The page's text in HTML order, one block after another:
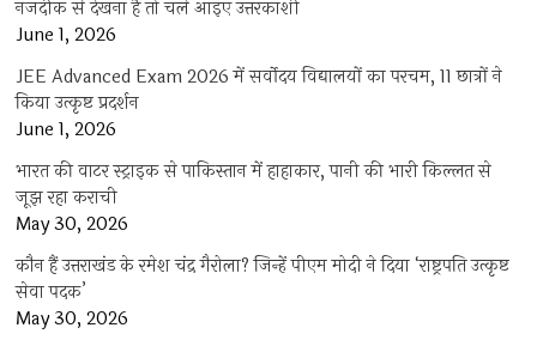
नजदीक से देखना है तो चले आइए उत्तरकाशी
June 1, 2026
JEE Advanced Exam 2026 में सर्वोदय विद्यालयों का परचम, 11 छात्रों ने
किया उत्कृष्ट प्रदर्शन
June 1, 2026
भारत की वाटर स्ट्राइक से पाकिस्तान में हाहाकार, पानी की भारी किल्लत से
जूझ रहा कराची
May 30, 2026
कौन हैं उत्तराखंड के रमेश चंद्र गैरोला? जिन्हें पीएम मोदी ने दिया ‘राष्ट्रपति उत्कृष्ट
सेवा पदक’
May 30, 2026